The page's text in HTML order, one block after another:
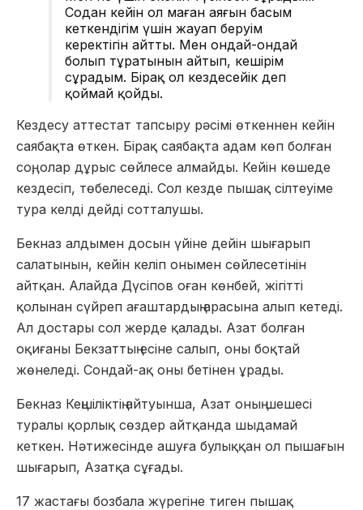
Содан кейін ол маған аяғын басым
кеткендігім үшін жауап беруім
керектігін айтты. Мен ондай-ондай
болып тұратынын айтып, кешірім
сұрадым. Бірақ ол кездесейік деп
қоймай қойды.
Кездесу аттестат тапсыру рәсімі өткеннен кейін
саябақта өткен. Бірақ саябақта адам көп болған
соң, олар дұрыс сөйлесе алмайды. Кейін көшеде
кездесіп, төбелеседі. Сол кезде пышақ сілтеуіме
тура келді дейді сотталушы.
Бекназ алдымен досын үйіне дейін шығарып
салатынын, кейін келіп онымен сөйлесетінін
айтқан. Алайда Дүсіпов оған көнбей, жігітті
қолынан сүйреп ағаштардың арасына алып кетеді.
Ал достары сол жерде қалады. Азат болған
оқиғаны Бекзаттың есіне салып, оны боқтай
жөнеледі. Сондай-ақ оны бетінен ұрады.
Бекназ Кеңшіліктің айтуынша, Азат оның шешесі
туралы қорлық сөздер айтқанда шыдамай
кеткен. Нәтижесінде ашуға булыққан ол пышағын
шығарып, Азатқа сұғады.
17 жастағы бозбала жүрегіне тиген пышақ